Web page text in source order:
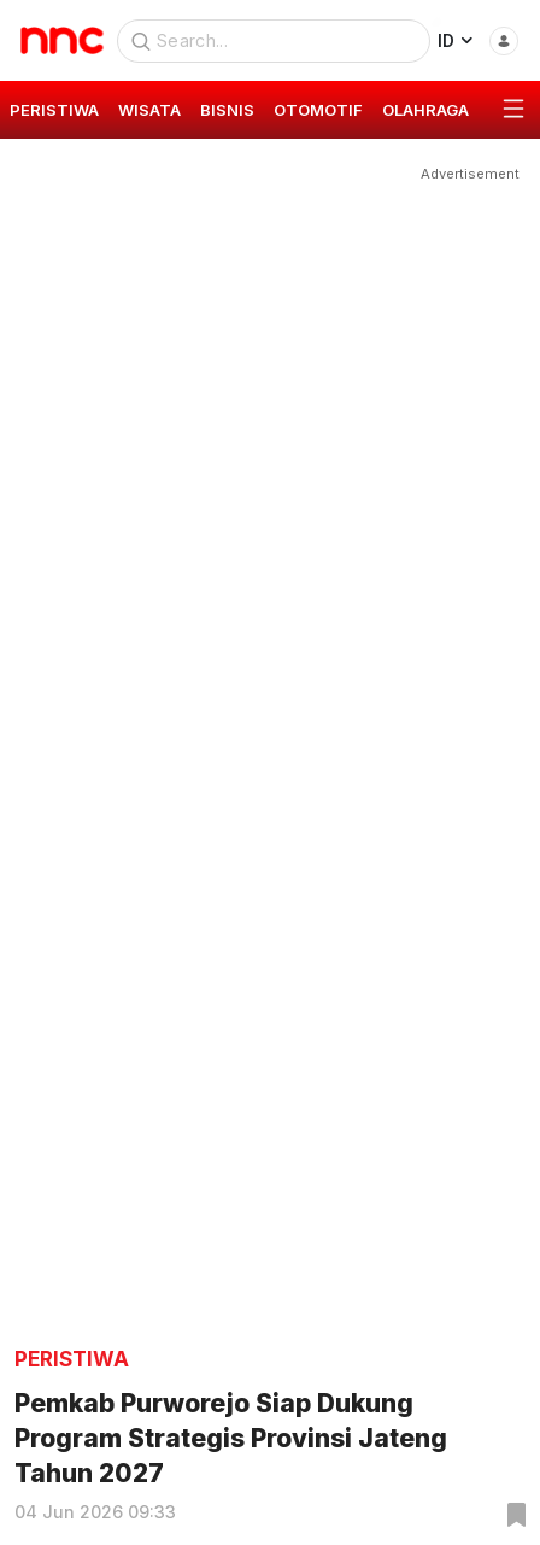
ID
PERISTIWA WISATA BISNIS OTOMOTIF OLAHRAGA GAYA
Advertisement
PERISTIWA
Pemkab Purworejo Siap Dukung
Program Strategis Provinsi Jateng
Tahun 2027
04 Jun 2026 09:33